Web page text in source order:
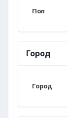
Пол
Город
Город